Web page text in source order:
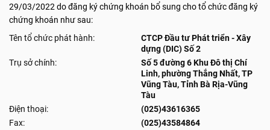
29/03/2022 do đăng ký chứng khoán bổ sung cho tổ chức đăng ký
chứng khoán như sau:
Tên tổ chức phát hành:
CTCP Đầu tư Phát triển - Xây
dựng (DIC) Số 2
Trụ sở chính:
Số 5 đường 6 Khu Đô thị Chí
Linh, phường Thắng Nhất, TP
Vũng Tàu, Tỉnh Bà Rịa-Vũng
Tàu
Điện thoại:
(025)43616365
Fax:
(025)43584864